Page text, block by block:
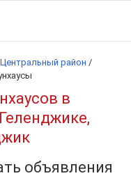
Центральный район /
в
объявления